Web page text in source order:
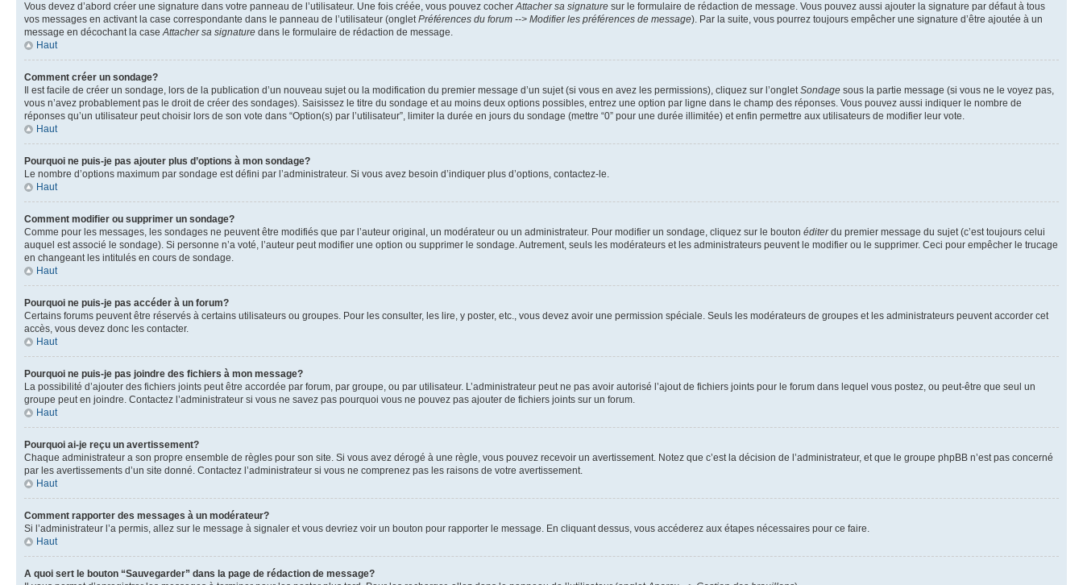
Vous devez d’abord créer une signature dans votre panneau de l’utilisateur. Une fois créée, vous pouvez cocherAttacher sa signature sur le formulaire de rédaction de message. Vous pouvez aussi ajouter la signature par défaut à tous
vos messages en activant la case correspondante dans le panneau de l’utilisateur (ongletPréférences du forum --> Modifier les préférences de message). Par la suite, vous pourrez toujours empêcher une signature d’être ajoutée à un
message en décochant la caseAttacher sa signature dans le formulaire de rédaction de message.
Haut
Comment créer un sondage?
Il est facile de créer un sondage, lors de la publication d’un nouveau sujet ou la modification du premier message d’un sujet (si vous en avez les permissions), cliquez sur l’ongletSondage sous la partie message (si vous ne le voyez pas,
vous n’avez probablement pas le droit de créer des sondages). Saisissez le titre du sondage et au moins deux options possibles, entrez une option par ligne dans le champ des réponses. Vous pouvez aussi indiquer le nombre de
réponses qu’un utilisateur peut choisir lors de son vote dans “Option(s) par l’utilisateur”, limiter la durée en jours du sondage (mettre “0” pour une durée illimitée) et enfin permettre aux utilisateurs de modifier leur vote.
Haut
Pourquoi ne puis-je pas ajouter plus d’options à mon sondage?
Le nombre d’options maximum par sondage est défini par l’administrateur. Si vous avez besoin d’indiquer plus d’options, contactez-le.
Haut
Comment modifier ou supprimer un sondage?
Comme pour les messages, les sondages ne peuvent être modifiés que par l’auteur original, un modérateur ou un administrateur. Pour modifier un sondage, cliquez sur le bouton éditerdu premier message du sujet (c’est toujours celui
auquel est associé le sondage). Si personne n’a voté, l’auteur peut modifier une option ou supprimer le sondage. Autrement, seuls les modérateurs et les administrateurs peuvent le modifier ou le supprimer. Ceci pour empêcher le trucage
en changeant les intitulés en cours de sondage.
Haut
Pourquoi ne puis-je pas accéder à un forum?
Certains forums peuvent être réservés à certains utilisateurs ou groupes. Pour les consulter, les lire, y poster, etc., vous devez avoir une permission spéciale. Seuls les modérateurs de groupes et les administrateurs peuvent accorder cet
accès, vous devez donc les contacter.
Haut
Pourquoi ne puis-je pas joindre des fichiers à mon message?
La possibilité d’ajouter des fichiers joints peut être accordée par forum, par groupe, ou par utilisateur. L’administrateur peut ne pas avoir autorisé l’ajout de fichiers joints pour le forum dans lequel vous postez, ou peut-être que seul un
groupe peut en joindre. Contactez l’administrateur si vous ne savez pas pourquoi vous ne pouvez pas ajouter de fichiers joints sur un forum.
Haut
Pourquoi ai-je reçu un avertissement?
Chaque administrateur a son propre ensemble de règles pour son site. Si vous avez dérogé à une règle, vous pouvez recevoir un avertissement. Notez que c’est la décision de l’administrateur, et que le groupe phpBB n’est pas concerné
par les avertissements d’un site donné. Contactez l’administrateur si vous ne comprenez pas les raisons de votre avertissement.
Haut
Comment rapporter des messages à un modérateur?
Si l’administrateur l’a permis, allez sur le message à signaler et vous devriez voir un bouton pour rapporter le message. En cliquant dessus, vous accéderez aux étapes nécessaires pour ce faire.
Haut
A quoi sert le bouton “Sauvegarder” dans la page de rédaction de message?